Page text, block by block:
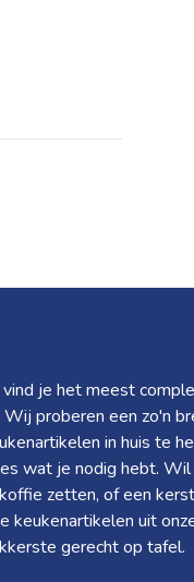
je het meest
proberen een zo'n
in huis te
wat je nodig hebt.
zetten, of een
keukenartikelen uit
gerecht op tafel.